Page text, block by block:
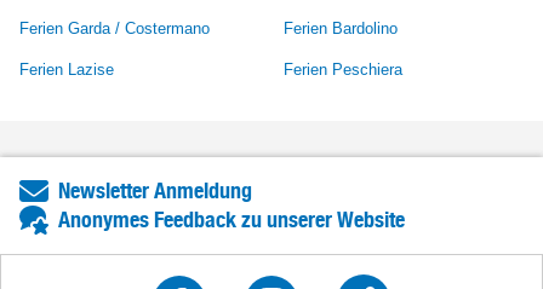
Ferien Garda / Costermano Ferien Bardolino
Ferien Lazise Ferien Peschiera
Newsletter Anmeldung
Anonymes Feedback zu unserer Website